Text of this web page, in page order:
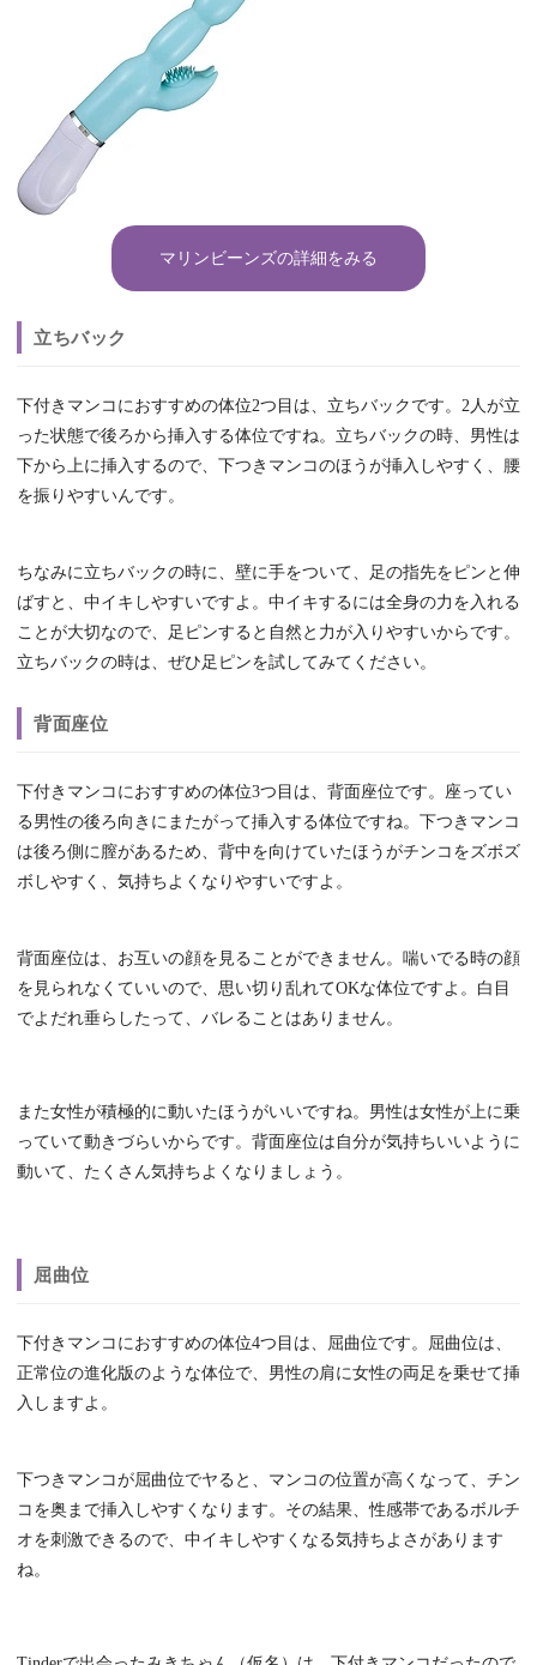
マリンビーンズの詳細をみる
立ちバック
下付きマンコにおすすめの体位2つ目は、立ちバックです。2人が立
った状態で後ろから挿入する体位ですね。立ちバックの時、男性は
下から上に挿入するので、下つきマンコのほうが挿入しやすく、腰
を振りやすいんです。
ちなみに立ちバックの時に、壁に手をついて、足の指先をピンと伸
ばすと、中イキしやすいですよ。中イキするには全身の力を入れる
ことが大切なので、足ピンすると自然と力が入りやすいからです。
立ちバックの時は、ぜひ足ピンを試してみてください。
背面座位
下付きマンコにおすすめの体位3つ目は、背面座位です。座ってい
る男性の後ろ向きにまたがって挿入する体位ですね。下つきマンコ
は後ろ側に膣があるため、背中を向けていたほうがチンコをズボズ
ボしやすく、気持ちよくなりやすいですよ。
背面座位は、お互いの顔を見ることができません。喘いでる時の顔
を見られなくていいので、思い切り乱れてOKな体位ですよ。白目
でよだれ垂らしたって、バレることはありません。
また女性が積極的に動いたほうがいいですね。男性は女性が上に乗
っていて動きづらいからです。背面座位は自分が気持ちいいように
動いて、たくさん気持ちよくなりましょう。
屈曲位
下付きマンコにおすすめの体位4つ目は、屈曲位です。屈曲位は、
正常位の進化版のような体位で、男性の肩に女性の両足を乗せて挿
入しますよ。
下つきマンコが屈曲位でヤると、マンコの位置が高くなって、チン
コを奥まで挿入しやすくなります。その結果、性感帯であるボルチ
オを刺激できるので、中イキしやすくなる気持ちよさがあります
ね。